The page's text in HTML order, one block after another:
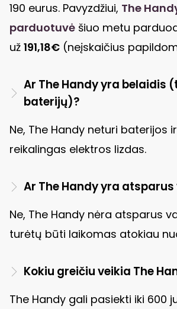
190 eurus. Pavyzdžiui, The
parduotuvė šiuo metu
už 191,18€ (neįskaičius
Ar The Handy yra belaidis
baterijų)?
Ne, The Handy neturi baterijos
reikalingas elektros lizdas.
Ar The Handy yra
Ne, The Handy nėra atsparus
turėtų būti laikomas atokiau
Kokiu greičiu veikia The
The Handy gali pasiekti iki 600